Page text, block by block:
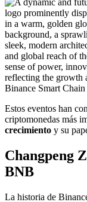
Estos eventos han
criptomonedas más
crecimiento y su
Changpeng
BNB
La historia de